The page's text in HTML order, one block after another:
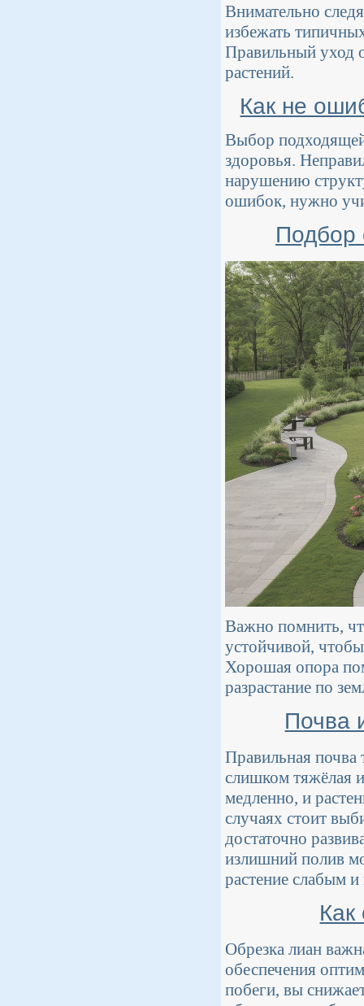
Внимательно
избежать
Правильный уход
растений.
Как не
Выбор
здоровья.
нарушению
ошибок, нужно
Подбор
Важно помнить,
устойчивой,
Хорошая опора
разрастание по
Почва
Правильная
слишком тяжёлая
медленно, и
случаях стоит
достаточно
излишний полив
растение слабым
Обрезка лиан
обеспечения
побеги, вы